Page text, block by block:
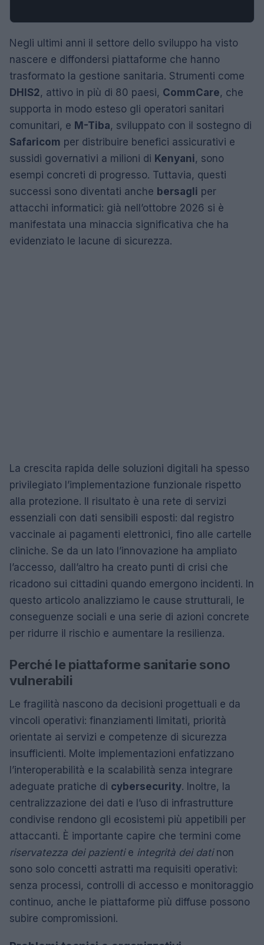
Negli ultimi anni il settore dello sviluppo ha visto
nascere e diffondersi piattaforme che hanno
trasformato la gestione sanitaria. Strumenti come
DHIS2, attivo in più di 80 paesi, CommCare, che
supporta in modo esteso gli operatori sanitari
comunitari, e M-Tiba, sviluppato con il sostegno di
Safaricom per distribuire benefici assicurativi e
sussidi governativi a milioni di Kenyani, sono
esempi concreti di progresso. Tuttavia, questi
successi sono diventati anche bersagli per
attacchi informatici: già nell’ottobre 2026 si è
manifestata una minaccia significativa che ha
evidenziato le lacune di sicurezza.
La crescita rapida delle soluzioni digitali ha spesso
privilegiato l’implementazione funzionale rispetto
alla protezione. Il risultato è una rete di servizi
essenziali con dati sensibili esposti: dal registro
vaccinale ai pagamenti elettronici, fino alle cartelle
cliniche. Se da un lato l’innovazione ha ampliato
l’accesso, dall’altro ha creato punti di crisi che
ricadono sui cittadini quando emergono incidenti. In
questo articolo analizziamo le cause strutturali, le
conseguenze sociali e una serie di azioni concrete
per ridurre il rischio e aumentare la resilienza.
Perché le piattaforme sanitarie sono
vulnerabili
Le fragilità nascono da decisioni progettuali e da
vincoli operativi: finanziamenti limitati, priorità
orientate ai servizi e competenze di sicurezza
insufficienti. Molte implementazioni enfatizzano
l’interoperabilità e la scalabilità senza integrare
adeguate pratiche di cybersecurity. Inoltre, la
centralizzazione dei dati e l’uso di infrastrutture
condivise rendono gli ecosistemi più appetibili per
attaccanti. È importante capire che termini come
riservatezza dei pazientie integrità dei datinon
sono solo concetti astratti ma requisiti operativi:
senza processi, controlli di accesso e monitoraggio
continuo, anche le piattaforme più diffuse possono
subire compromissioni.